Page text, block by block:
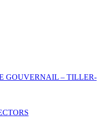
GOUVERNAIL – TILLER-